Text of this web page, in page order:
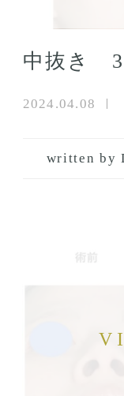
中抜き
2024.04.08
written by